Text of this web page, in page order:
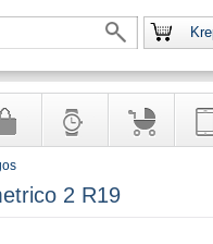
ir
papuošalai
vaikams
ir
2 R19